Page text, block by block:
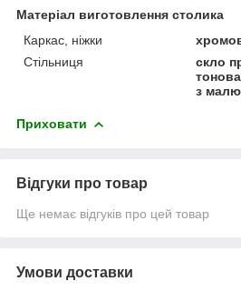
Матеріал виготовлення столика
Каркас, ніжки
Стільниця
скло
з
Приховати
Відгуки про товар
Ще немає відгуків про цей товар
Умови доставки